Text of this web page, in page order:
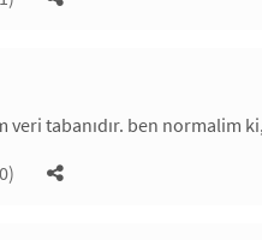
veri tabanıdır. ben normalim